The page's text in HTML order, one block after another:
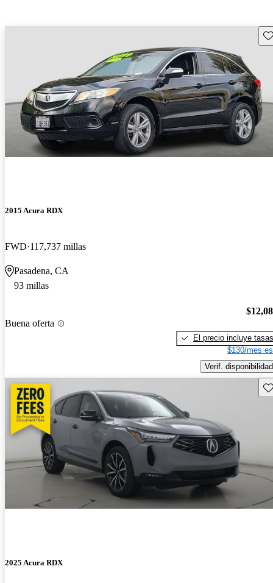
2015 Acura RDX
FWD 117,737 millas
Pasadena, CA
93 millas
Buena oferta
El precio incluye tasas
$130/mes
Verif. disponibilidad
2025 Acura RDX